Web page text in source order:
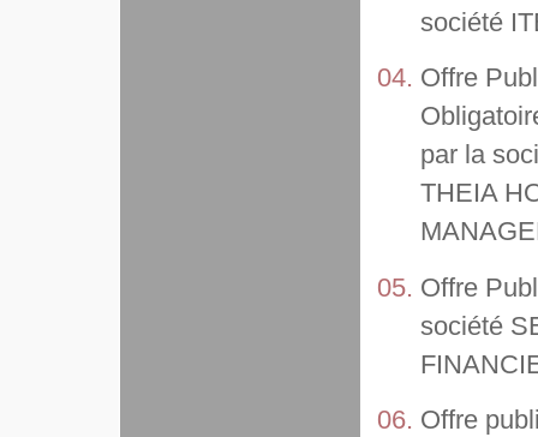
société
Offre
par la
THEIA
Offre
société
Offre